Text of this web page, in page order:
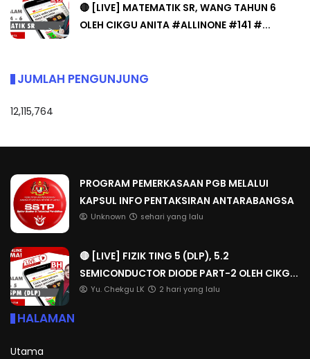
🔴 [LIVE] MATEMATIK SR, WANG TAHUN 6
OLEH CIKGU ANITA #ALLINONE #141 #...
JUMLAH PENGUNJUNG
12,115,764
PROGRAM PEMERKASAAN PGB MELALUI
KAPSUL INFO PENTAKSIRAN ANTARABANGSA
Unknown sehari yang lalu
🔴 [LIVE] FIZIK TING 5 (DLP), 5.2
SEMICONDUCTOR DIODE PART-2 OLEH CIKG...
Yu. Chekgu LK 2 hari yang lalu
HALAMAN
Utama